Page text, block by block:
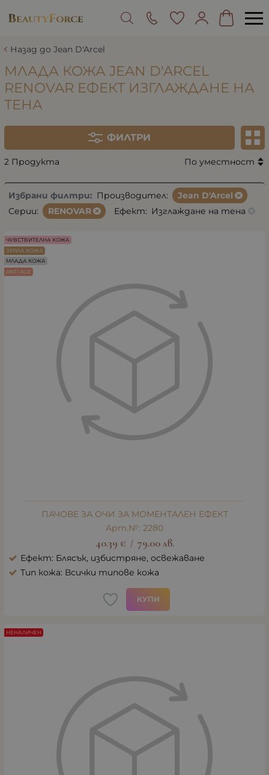
Назад до Jean D'Arcel
МЛАДА КОЖА JEAN D'ARCEL
RENOVAR ЕФЕКТ ИЗГЛАЖДАНЕ НА
ТЕНА
ФИЛТРИ
2 Продукта По уместност
Избрани филтри: Производител:
Jean D'Arcel
Серии:
RENOVAR Ефект: Изглаждане на тена
ПАЧОВЕ ЗА ОЧИ ЗА МОМЕНТАЛЕН ЕФЕКТ
Арт.№: 2280
40.39 € / 79.00 лв.
Ефект: Блясък, избистряне, освежаване
Тип кожа: Всички типове кожа
КУПИ
ЧУВСТВИТЕЛНА КОЖА
ЗРЯЛА КОЖА
МЛАДА КОЖА
ANTI AGE
НЕНАЛИЧЕН